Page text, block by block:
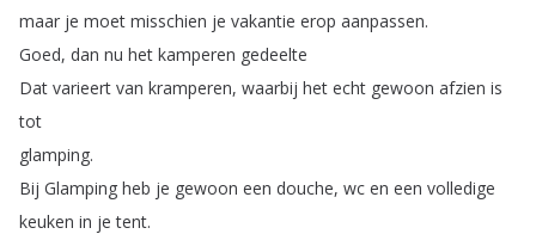
maar je moet misschien je vakantie erop aanpassen.
Goed, dan nu het kamperen gedeelte
Dat varieert van kramperen, waarbij het echt gewoon afzien is
tot
glamping.
Bij Glamping heb je gewoon een douche, wc en een volledige
keuken in je tent.